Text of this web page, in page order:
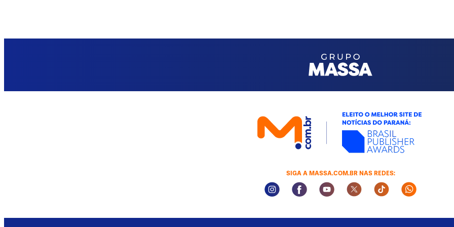
SIGA A MASSA.COM.BR NAS REDES:
Instagram Social Media
Facebook Social Media
Youtube Social Media
Twitter Social Media
Tiktok Social